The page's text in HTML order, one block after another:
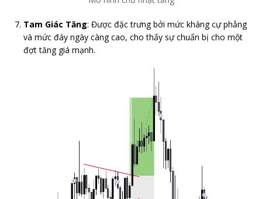
Tam Giác Tăng: Được đặc trưng bởi mức kháng cự phẳng
và mức đáy ngày càng cao, cho thấy sự chuẩn bị cho một
đợt tăng giá mạnh.